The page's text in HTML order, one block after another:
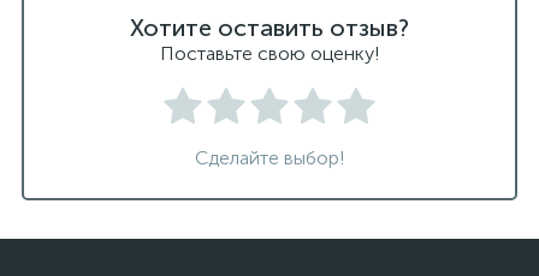
Хотите оставить отзыв?
Поставьте свою оценку!
Сделайте выбор!